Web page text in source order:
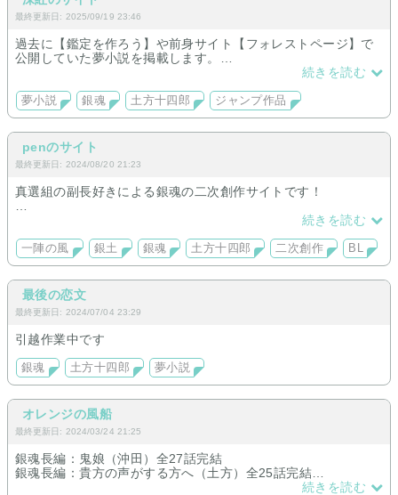
当主になった途端に結婚、子供とうんざりだった悟は、
美しく、大人しく、何でも言う事を聞く主人公と結婚した。
しかし、その奥様が10年後に反旗を翻した。
『離婚して下さい。』
『へぇ……何で？』
最初は相手にしていなかった僕だが、うちの奥さんは只者じゃ
『離婚を認めないなら……。』
彼女が出した条件が『愛人を作る』事だった。
ーーーーーーーーーーー
10年間一緒に暮らしていても、会話もほとんどない程の仮面夫
婦。
それに嫌気がさした主人公が、悟との離婚を勝ち取る為に奮闘
『何で愛人？』
『それなら僕が……。』
最終更新日: 2025/09/19 23:46
過去に【鑑定を作ろう】や前身サイト【フォレストページ】で
公開していた夢小説を掲載します。
長編夢小説（銀魂 / 土方夢）
短編（銀魂 / REBORN）
を更新予定です。
続きを書く予定はないもののの、
長編夢（REBORN / スクアーロ夢）もあります。
続きを読む
夢小説 銀魂 土方十四郎 ジャンプ作品
penのサイト
最終更新日: 2024/08/20 21:23
真選組の副長好きによる銀魂の二次創作サイトです！
原作設定・銀土シリアス長編で一本完結しました。
ssはギャグおんりーで箸休め。
甘辛派、むしろ中辛好きはどうぞ！
(※BLです)
続きを読む
一陣の風 銀土 銀魂 土方十四郎 二次創作 BL
最後の恋文
最終更新日: 2024/07/04 23:29
引越作業中です
銀魂 土方十四郎 夢小説
オレンジの風船
最終更新日: 2024/03/24 21:25
銀魂長編：鬼娘（沖田）全27話完結
銀魂長編：貴方の声がする方へ（土方）全25話完結
続きを読む